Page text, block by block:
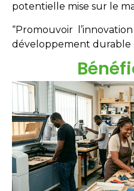
potentielle mise sur le
“Promouvoir
développement durable
Étudiants Néo-diplômés
Innovateurs
Entreprises